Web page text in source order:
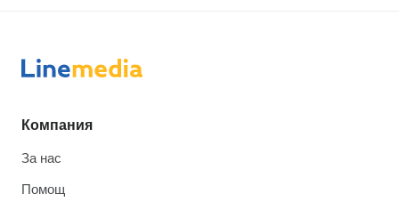
Компания
За нас
Помощ